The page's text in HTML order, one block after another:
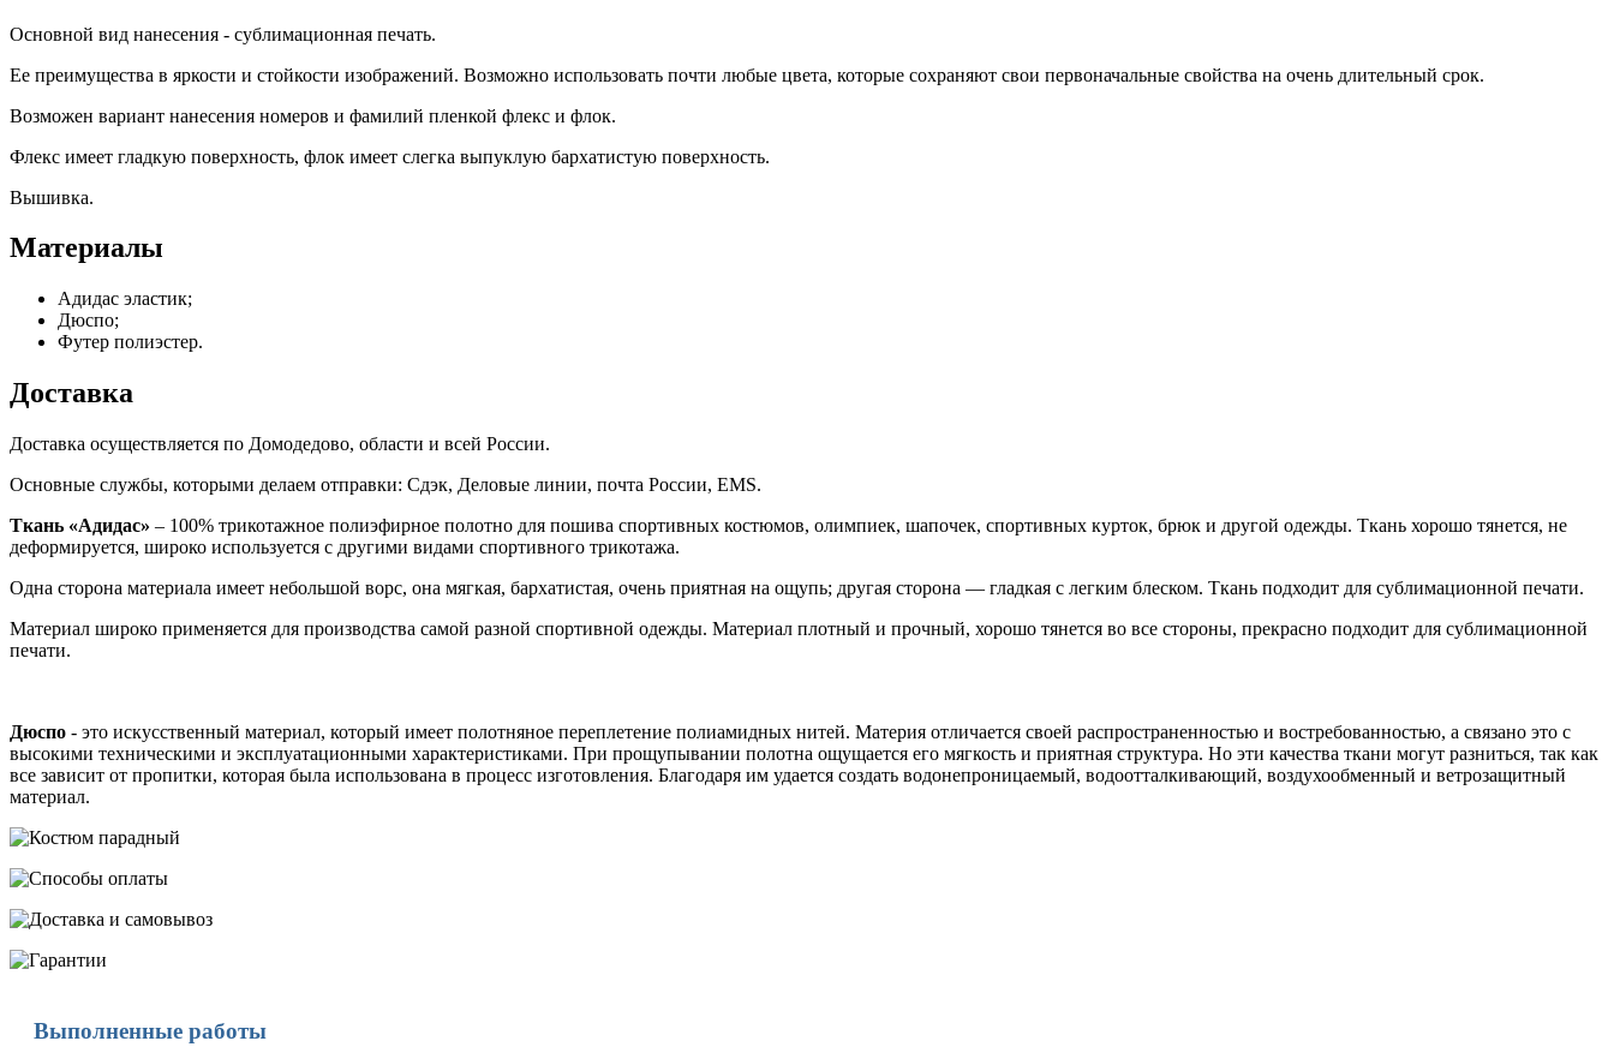
Основной вид нанесения - сублимационная печать.
Ее преимущества в яркости и стойкости изображений. Возможно использовать почти любые цвета, которые сохраняют свои первоначальные свойства на очень длительный срок.
Возможен вариант нанесения номеров и фамилий пленкой флекс и флок.
Флекс имеет гладкую поверхность, флок имеет слегка выпуклую бархатистую поверхность.
Вышивка.
Материалы
Адидас эластик;
Дюспо;
Футер полиэстер.
Доставка
Доставка осуществляется по Домодедово, области и всей России.
Основные службы, которыми делаем отправки: Сдэк, Деловые линии, почта России, EMS.
Ткань «Адидас» – 100% трикотажное полиэфирное полотно для пошива спортивных костюмов, олимпиек, шапочек, спортивных курток, брюк и другой одежды. Ткань хорошо тянется, не
деформируется, широко используется с другими видами спортивного трикотажа.
Одна сторона материала имеет небольшой ворс, она мягкая, бархатистая, очень приятная на ощупь; другая сторона — гладкая с легким блеском. Ткань подходит для сублимационной печати.
Материал широко применяется для производства самой разной спортивной одежды. Материал плотный и прочный, хорошо тянется во все стороны, прекрасно подходит для сублимационной
печати.
Дюспо - это искусственный материал, который имеет полотняное переплетение полиамидных нитей. Материя отличается своей распространенностью и востребованностью, а связано это с
высокими техническими и эксплуатационными характеристиками. При прощупывании полотна ощущается его мягкость и приятная структура. Но эти качества ткани могут разниться, так как
все зависит от пропитки, которая была использована в процесс изготовления. Благодаря им удается создать водонепроницаемый, водоотталкивающий, воздухообменный и ветрозащитный
материал.
Выполненные работы